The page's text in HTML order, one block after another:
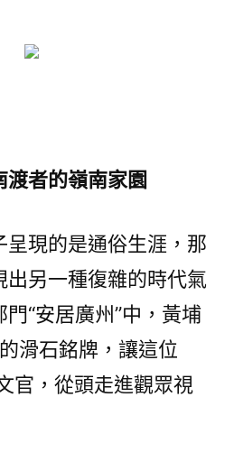
者的嶺南家園
呈現的是通俗生涯，那
出另一種復雜的時代氣
“安居廣州”中，黃埔
滑石銘牌，讓這位
官，從頭走進觀眾視